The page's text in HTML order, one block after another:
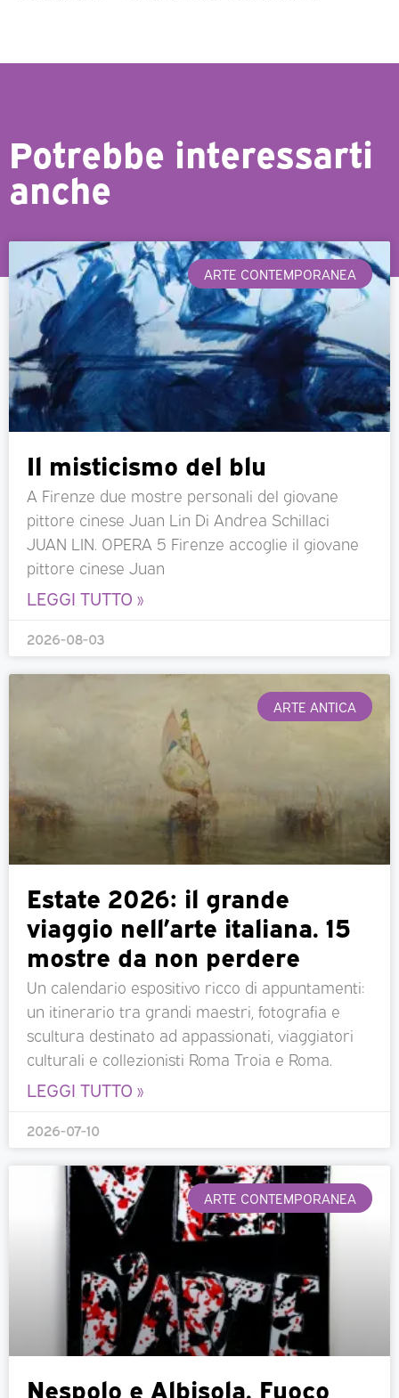
Potrebbe interessarti
anche
ARTE CONTEMPORANEA
Il misticismo del blu
A Firenze due mostre personali del giovane
pittore cinese Juan Lin Di Andrea Schillaci
JUAN LIN. OPERA 5 Firenze accoglie il giovane
pittore cinese Juan
LEGGI TUTTO »
2026-08-03
ARTE ANTICA
Estate 2026: il grande
viaggio nell’arte italiana. 15
mostre da non perdere
Un calendario espositivo ricco di appuntamenti:
un itinerario tra grandi maestri, fotografia e
scultura destinato ad appassionati, viaggiatori
culturali e collezionisti Roma Troia e Roma.
LEGGI TUTTO »
2026-07-10
ARTE CONTEMPORANEA
Nespolo e Albisola. Fuoco